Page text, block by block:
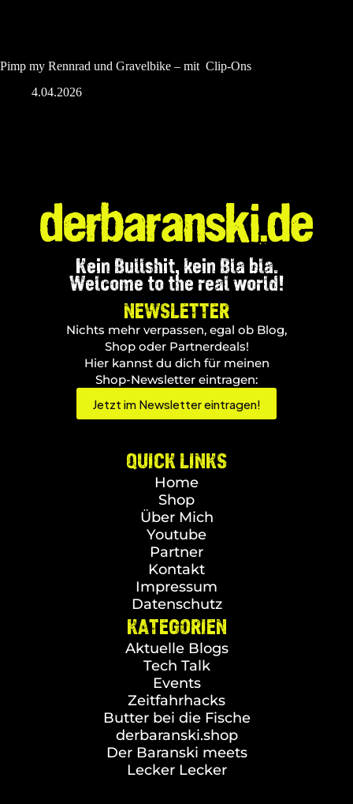
Pimp my Rennrad und Gravelbike – mit Clip-Ons
4.04.2026
Kein Bullshit, kein Bla bla.
Welcome to the real world!
NEWSLETTER
Nichts mehr verpassen, egal ob Blog,
Shop oder Partnerdeals!
Hier kannst du dich für meinen
Shop-Newsletter eintragen:
Jetzt im Newsletter eintragen!
QUICK LINKS
Home
Shop
Über Mich
Youtube
Partner
Kontakt
Impressum
Datenschutz
KATEGORIEN
Aktuelle Blogs
Tech Talk
Events
Zeitfahrhacks
Butter bei die Fische
derbaranski.shop
Der Baranski meets
Lecker Lecker